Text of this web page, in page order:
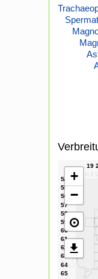
+
−
⊙